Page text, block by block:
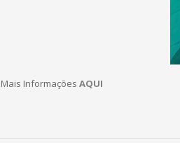
Mais Informações AQUI